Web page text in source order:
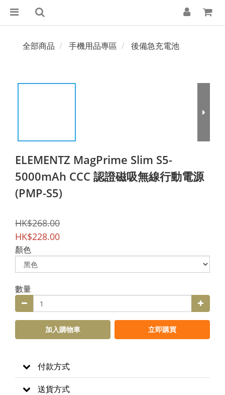
全部商品 手機用品專區 後備急充電池
ELEMENTZ MagPrime Slim S5-
5000mAh CCC 認證磁吸無線行動電源
(PMP-S5)
HK$268.00
HK$228.00
顏色
數量
加入購物車 立即購買
付款方式
送貨方式